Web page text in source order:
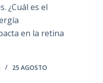
¿Cuál es el
en la retina
25 AGOSTO